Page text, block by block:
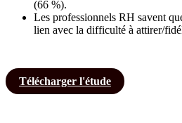
(66 %).
Les professionnels RH savent
lien avec la difficulté à attirer/
Télécharger l'étude